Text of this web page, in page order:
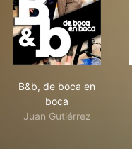
B&b, de boca en
boca
Juan Gutiérrez